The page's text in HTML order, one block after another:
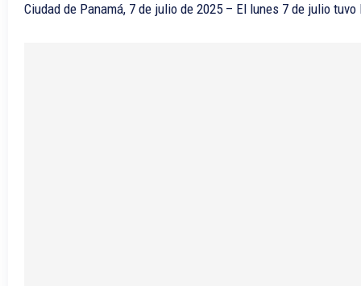
Ciudad de Panamá, 7 de julio de 2025 – El lunes 7 de julio